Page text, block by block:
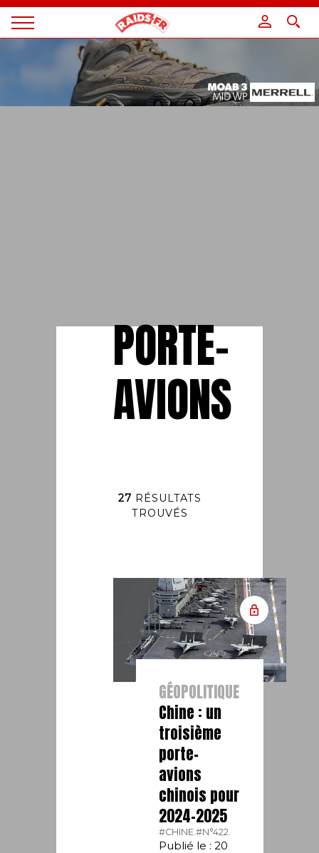
Magazine
PORTE-
AVIONS
27 RÉSULTATS
TROUVÉS
GÉOPOLITIQUE
Chine : un
troisième
porte-
avions
chinois pour
2024-2025
#CHINE. #N°422.
Publié le : 20
Panneau de gestion des cookies